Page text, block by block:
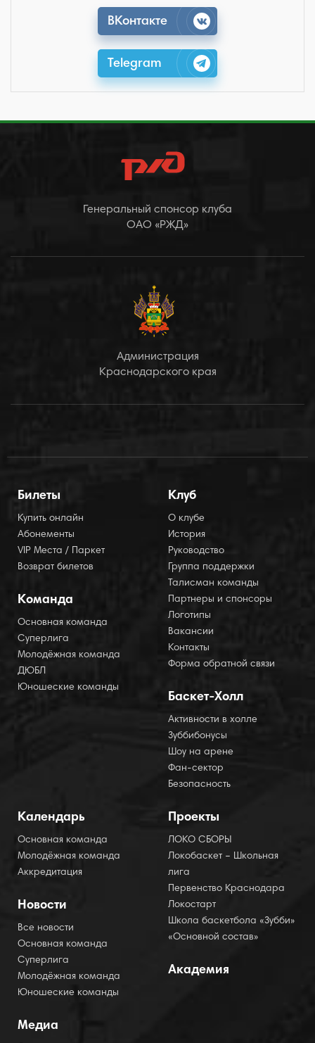
ВКонтакте
Telegram
Генеральный спонсор клуба
ОАО «РЖД»
Администрация
Краснодарского края
Билеты
Купить онлайн
Абонементы
VIP Места / Паркет
Возврат билетов
Команда
Основная команда
Суперлига
Молодёжная команда
ДЮБЛ
Юношеские команды
Клуб
О клубе
История
Руководство
Группа поддержки
Талисман команды
Партнеры и спонсоры
Логотипы
Вакансии
Контакты
Форма обратной связи
Баскет-Холл
Активности в холле
Зуббибонусы
Шоу на арене
Фан-сектор
Безопасность
Календарь
Основная команда
Молодёжная команда
Аккредитация
Новости
Все новости
Основная команда
Суперлига
Молодёжная команда
Юношеские команды
Медиа
Проекты
ЛОКО СБОРЫ
Локобаскет – Школьная
лига
Первенство Краснодара
Локостарт
Школа баскетбола «Зубби»
«Основной состав»
Академия